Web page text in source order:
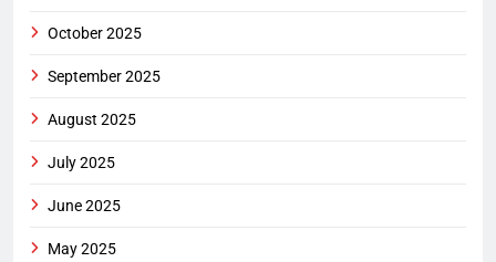
October 2025
September 2025
August 2025
July 2025
June 2025
May 2025